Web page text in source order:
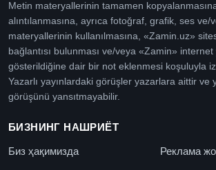
Metin materyallerinin tamamen
alıntılanmasına, ayrıca fotoğraf, grafik, ses ve/
materyallerinin kullanılmasına, «Zamin.uz»
bağlantısı bulunması ve/veya «Zamin» internet
gösterildiğine dair bir not eklenmesi koşuluyla
Yazarlı yayınlardaki görüşler yazarlara aittir ve
görüşünü yansıtmayabilir.
БИЗНИНГ НАШРИЁТ
Биз ҳақимизда
Реклама